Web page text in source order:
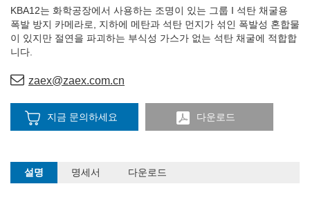
KBA12는 화학공장에서 사용하는 조명이 있는 그룹 I 석탄 채굴용
폭발 방지 카메라로, 지하에 메탄과 석탄 먼지가 섞인 폭발성 혼합물
이 있지만 절연을 파괴하는 부식성 가스가 없는 석탄 채굴에 적합합
니다.
zaex@zaex.com.cn
지금 문의하세요 다운로드
설명 명세서 다운로드